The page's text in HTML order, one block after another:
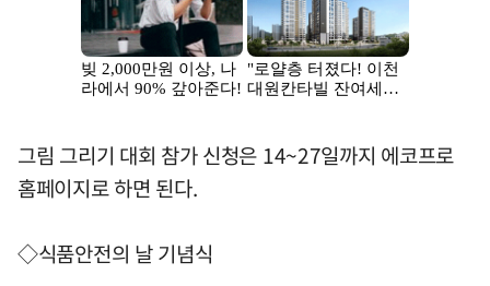
그림 그리기 대회 참가 신청은 14~27일까지 에코프로
홈페이지로 하면 된다.
◇식품안전의 날 기념식